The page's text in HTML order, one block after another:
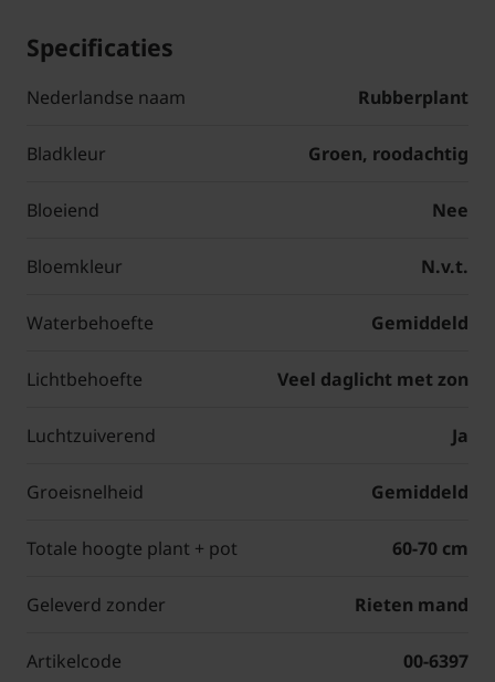
Specificaties
Nederlandse naam Rubberplant
Bladkleur Groen, roodachtig
Bloeiend Nee
Bloemkleur N.v.t.
Waterbehoefte Gemiddeld
Lichtbehoefte Veel daglicht met zon
Luchtzuiverend Ja
Groeisnelheid Gemiddeld
Totale hoogte plant + pot 60-70 cm
Geleverd zonder Rieten mand
Artikelcode 00-6397